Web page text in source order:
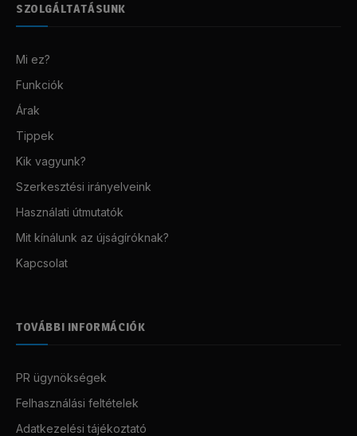
SZOLGÁLTATÁSUNK
Mi ez?
Funkciók
Árak
Tippek
Kik vagyunk?
Szerkesztési irányelveink
Használati útmutatók
Mit kínálunk az újságíróknak?
Kapcsolat
TOVÁBBI INFORMÁCIÓK
PR ügynökségek
Felhasználási feltételek
Adatkezelési tájékoztató